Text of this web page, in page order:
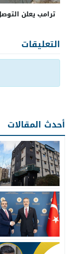
ترامب يعلن
التعليقات
أحدث المقالات